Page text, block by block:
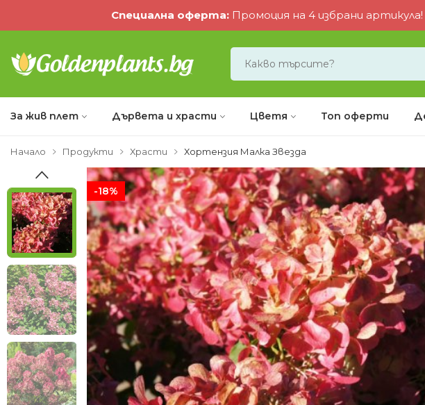
Специална оферта: Промоция на 4 избрани
За жив плет Дървета и храсти Цветя Топ оферти
Начало Продукти Храсти Хортензия Малка Звезда
-18%